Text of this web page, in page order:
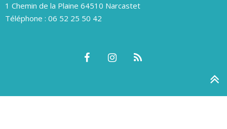
1 Chemin de la Plaine 64510 Narcastet
Téléphone : 06 52 25 50 42